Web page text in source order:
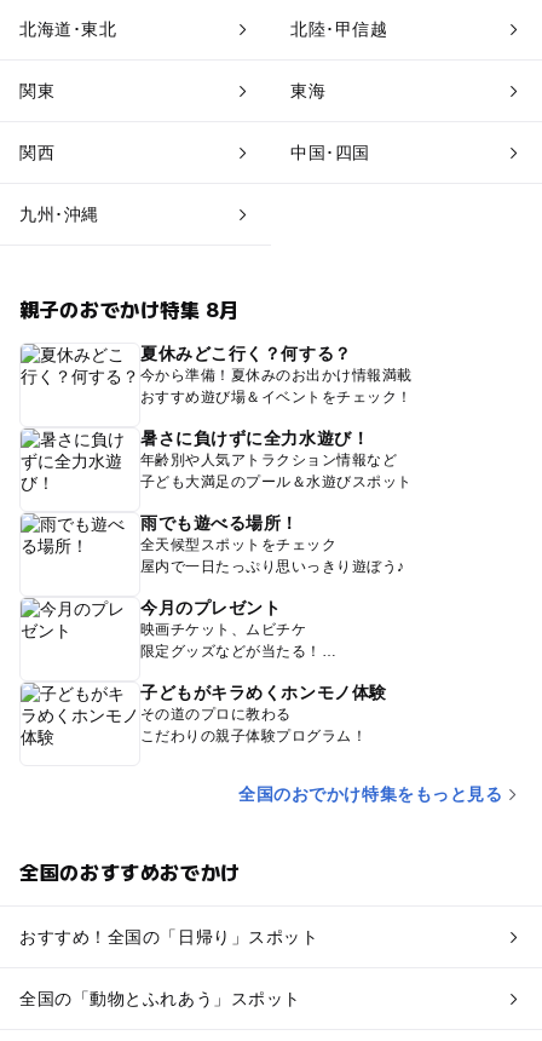
北海道･東北 北陸･甲信越
関東 東海
関西 中国･四国
九州･沖縄
親子のおでかけ特集 8月
夏休みどこ行く？何する？
今から準備！夏休みのお出かけ情報満載
おすすめ遊び場＆イベントをチェック！
暑さに負けずに全力水遊び！
年齢別や人気アトラクション情報など
子ども大満足のプール＆水遊びスポット
雨でも遊べる場所！
全天候型スポットをチェック
屋内で一日たっぷり思いっきり遊ぼう♪
今月のプレゼント
映画チケット、ムビチケ
限定グッズなどが当たる！
子どもがキラめくホンモノ体験
その道のプロに教わる
こだわりの親子体験プログラム！
全国のおでかけ特集をもっと見る
全国のおすすめおでかけ
おすすめ！全国の「日帰り」スポット
全国の「動物とふれあう」スポット